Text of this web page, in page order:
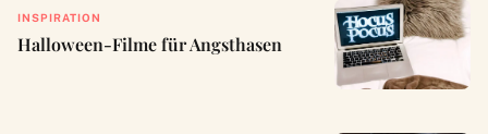
INSPIRATION
Halloween-Filme für Angsthasen